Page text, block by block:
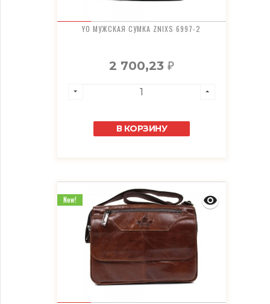
YO МУЖСКАЯ СУМКА ZNIXS 6997-2
2 700,23 ₽
В КОРЗИНУ
New!